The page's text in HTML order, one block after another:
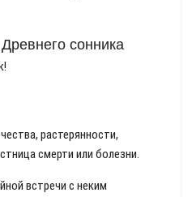
сонника
растерянности,
смерти или болезни.
встречи с неким